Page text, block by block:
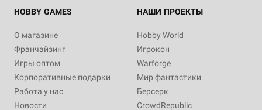
HOBBY GAMES
О магазине
Франчайзинг
Игры оптом
Корпоративные подарки
Работа у нас
Новости
НАШИ ПРОЕКТЫ
Hobby World
Игрокон
Warforge
Мир фантастики
Берсерк
CrowdRepublic